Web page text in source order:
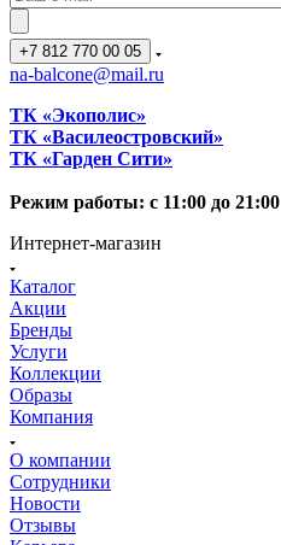
+7 812 770 00 05
na-balcone@mail.ru
ТК «Экополис»
ТК «Василеостровский»
ТК «Гарден Сити»
Режим работы: с 11:00 до 21:00
Интернет-магазин
Каталог
Акции
Бренды
Услуги
Коллекции
Образы
Компания
О компании
Сотрудники
Новости
Отзывы